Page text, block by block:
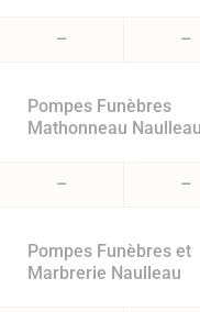
– –
Pompes Funèbres
Mathonneau Naulleau
– –
Pompes Funèbres et
Marbrerie Naulleau